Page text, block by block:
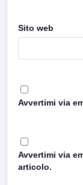
Sito web
Avvertimi via
Avvertimi via
articolo.